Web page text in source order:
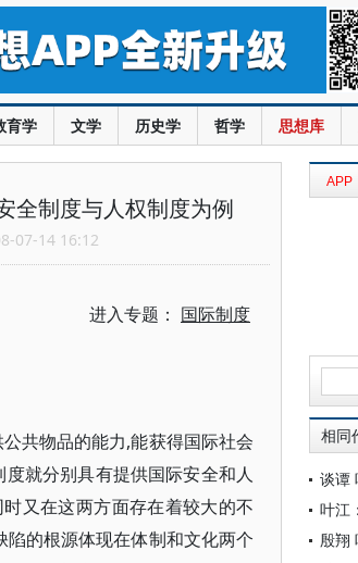
育学 文学 历史学 哲学 思想库
制度与人权制度为例
07-14 16:12
进入专题： 国际制度
共物品的能力,能获得国际社会
就分别具有提供国际安全和人
又在这两方面存在着较大的不
的根源体现在体制和文化两个
APP
相同